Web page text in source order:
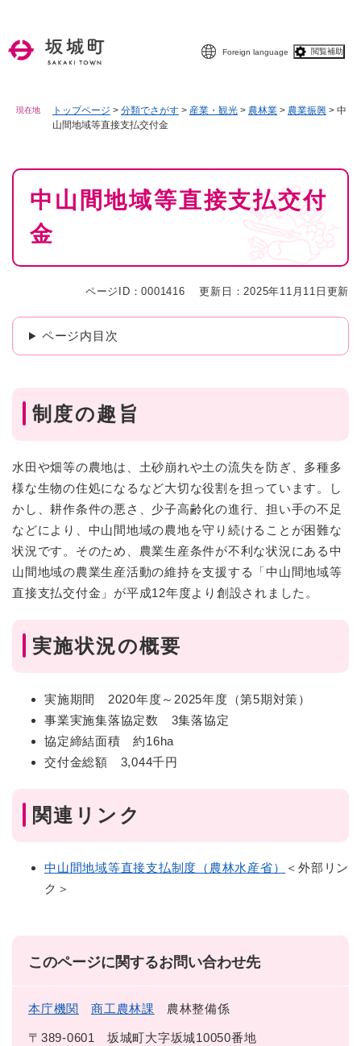
Foreign language 閲覧補助
現在地 トップページ > 分類でさがす > 産業・観光 > 農林業 > 農業振興 > 中
山間地域等直接支払交付金
本
中山間地域等直接支払交付
金
ページID：0001416 更新日：2025年11月11日更新
ページ内目次
制度の趣旨
水田や畑等の農地は、土砂崩れや土の流失を防ぎ、多種多
様な生物の住処になるなど大切な役割を担っています。し
かし、耕作条件の悪さ、少子高齢化の進行、担い手の不足
などにより、中山間地域の農地を守り続けることが困難な
状況です。そのため、農業生産条件が不利な状況にある中
山間地域の農業生産活動の維持を支援する「中山間地域等
直接支払交付金」が平成12年度より創設されました。
実施状況の概要
実施期間 2020年度～2025年度（第5期対策）
事業実施集落協定数 3集落協定
協定締結面積 約16ha
交付金総額 3,044千円
関連リンク
中山間地域等直接支払制度（農林水産省）
＜外部リン
ク＞
このページに関するお問い合わせ先
本庁機関 商工農林課 農林整備係
〒389-0601
坂城町大字坂城10050番地